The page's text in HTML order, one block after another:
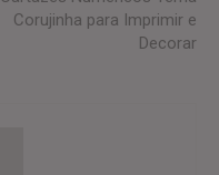
Corujinha para Imprimir e
Decorar